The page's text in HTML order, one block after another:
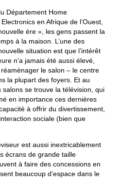
Département Home
en Afrique de l’Ouest,
ère », les gens passent la
à la maison. L’une des
situation est que l’intérêt
n’a jamais été aussi élevé,
réaménager le salon – le centre
la plupart des foyers. Et au
se trouve la télévision, qui
en importance ces dernières
à offrir du divertissement,
sociale (bien que
est aussi inextricablement
écrans de grande taille
à faire des concessions en
beaucoup d’espace dans le